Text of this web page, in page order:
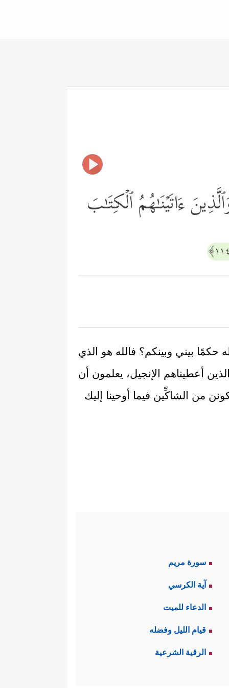
ءَاتَیۡنَـٰهُمُ ٱلۡكِتَـٰبَ
بيني وبينكم؟ فالله هو الذي
أعطيناهم الإنجيل، يعلمون أن
من الشاكِّين فيما أوحينا إليك
سورة مريم
آية الكرسي
الدعاء للميت
قيام الليل وفضله
الرقية الشرعية